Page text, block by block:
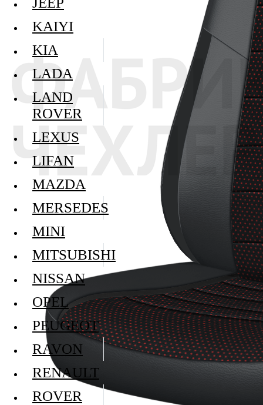
KAIYI
KIA
LADA
LAND
ROVER
LEXUS
LIFAN
MAZDA
MERSEDES
MINI
MITSUBISHI
NISSAN
OPEL
PEUGEOT
RAVON
RENAULT
ROVER